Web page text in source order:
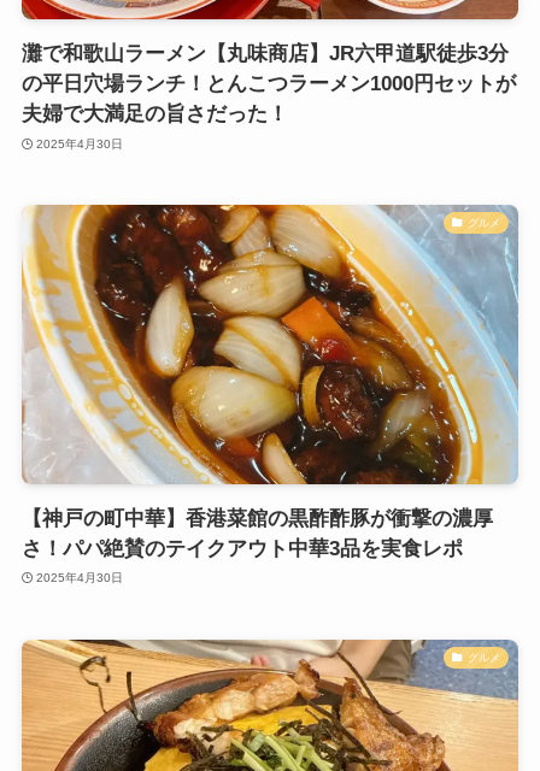
灘で和歌山ラーメン【丸味商店】JR六甲道駅徒歩3分
の平日穴場ランチ！とんこつラーメン1000円セットが
夫婦で大満足の旨さだった！
2025年4月30日
グルメ
【神戸の町中華】香港菜館の黒酢酢豚が衝撃の濃厚
さ！パパ絶賛のテイクアウト中華3品を実食レポ
2025年4月30日
グルメ